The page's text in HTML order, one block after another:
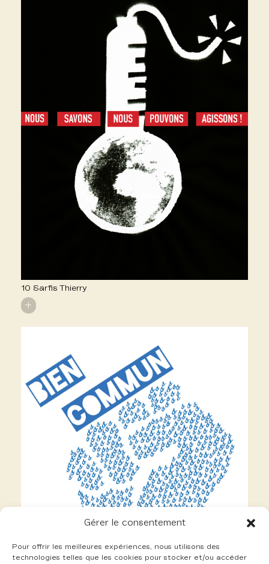
Gérer le consentement
Pour offrir les meilleures expériences, nous utilisons des
technologies telles que les cookies pour stocker et/ou accéder
10 Sarfis Thierry
+